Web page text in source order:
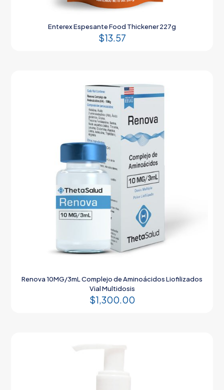
Enterex Espesante Food Thickener 227g
$13.57
Renova 10MG/3mL Complejo de Aminoácidos Liofilizados
Vial Multidosis
$1,300.00